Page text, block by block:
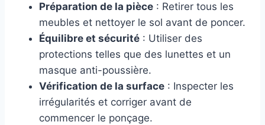
Préparation de la pièce : Retirer tous les
meubles et nettoyer le sol avant de poncer.
Équilibre et sécurité : Utiliser des
protections telles que des lunettes et un
masque anti-poussière.
Vérification de la surface : Inspecter les
irrégularités et corriger avant de
commencer le ponçage.